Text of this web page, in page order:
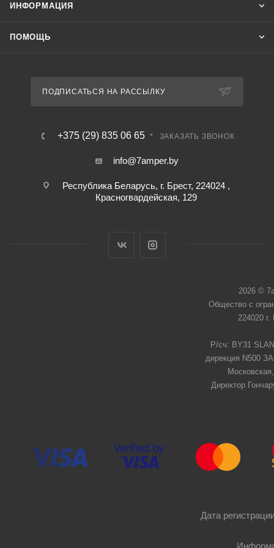
ИНФОРМАЦИЯ
ПОМОЩЬ
ПОДПИСАТЬСЯ НА РАССЫЛКУ
+375 (29) 835 06 65 ЗАКАЗАТЬ ЗВОНОК
info@7amper.by
Республика Беларусь, г. Брест, 224024 ,
Красногвардейская, 129
2026 ©
Общество с
224020
Р/сч: BY31
дирекция N500
Директор
Дата